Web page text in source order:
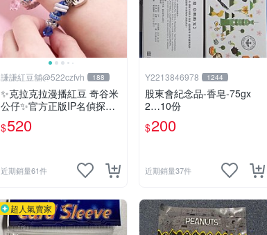
謙謙紅豆舖@522czfvh 188
✨克拉克拉漫播紅豆 奇谷米
公仔✨官方正版IP名偵探柯
南手繩共六款
$520
近期銷量61件
Y2213846978 1244
股東會紀念品-香皂-75gx
2…10份
$200
近期銷量37件
超人氣賣家